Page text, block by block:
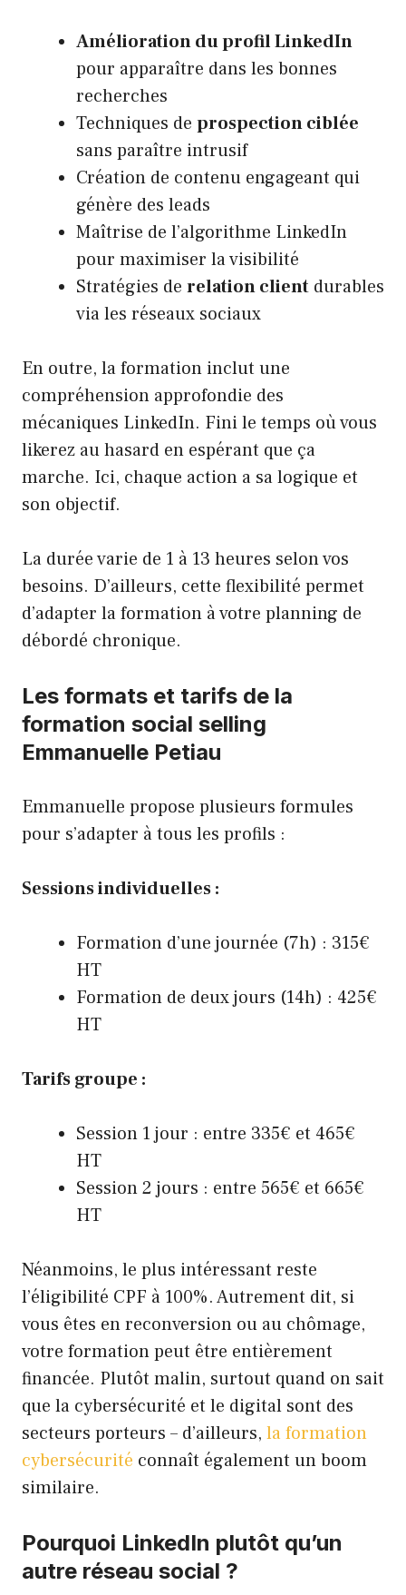
Amélioration du profil LinkedIn
pour apparaître dans les bonnes
recherches
Techniques de prospection ciblée
sans paraître intrusif
Création de contenu engageant qui
génère des leads
Maîtrise de l’algorithme LinkedIn
pour maximiser la visibilité
Stratégies de relation client durables
via les réseaux sociaux
En outre, la formation inclut une
compréhension approfondie des
mécaniques LinkedIn. Fini le temps où vous
likerez au hasard en espérant que ça
marche. Ici, chaque action a sa logique et
son objectif.
La durée varie de 1 à 13 heures selon vos
besoins. D’ailleurs, cette flexibilité permet
d’adapter la formation à votre planning de
débordé chronique.
Les formats et tarifs de la
formation social selling
Emmanuelle Petiau
Emmanuelle propose plusieurs formules
pour s’adapter à tous les profils :
Sessions individuelles :
Formation d’une journée (7h) : 315€
HT
Formation de deux jours (14h) : 425€
HT
Tarifs groupe :
Session 1 jour : entre 335€ et 465€
HT
Session 2 jours : entre 565€ et 665€
HT
Néanmoins, le plus intéressant reste
l’éligibilité CPF à 100%. Autrement dit, si
vous êtes en reconversion ou au chômage,
votre formation peut être entièrement
financée. Plutôt malin, surtout quand on sait
que la cybersécurité et le digital sont des
secteurs porteurs – d’ailleurs, la formation
cybersécurité connaît également un boom
similaire.
Pourquoi LinkedIn plutôt qu’un
autre réseau social ?